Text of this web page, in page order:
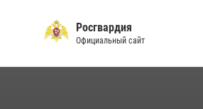
Росгвардия
Официальный сайт